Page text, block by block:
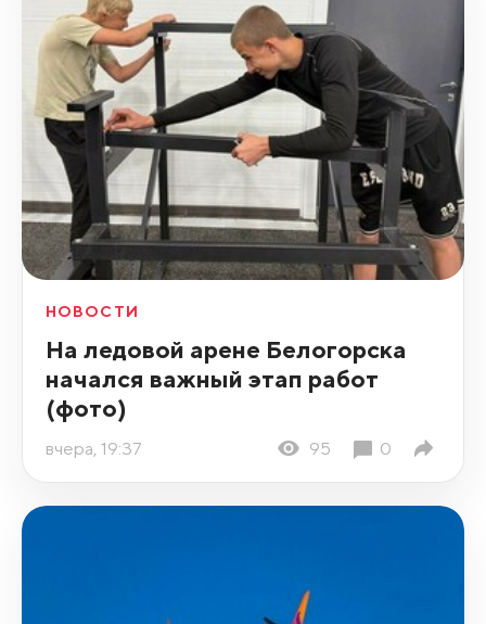
НОВОСТИ
На ледовой арене Белогорска
начался важный этап работ
(фото)
вчера, 19:37 95 0